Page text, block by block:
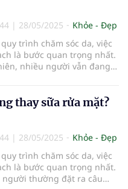
| 28/05/2025
Khỏe - Đẹp
trình chăm sóc da, việc
là bước quan trọng nhất.
nhiều người vẫn đang
sẽ giúp bạn hiểu rõ hơn về
làm sạch da và hướng
thực hiện đúng để có
da khỏe mạnh, rạng rỡ.
thay sữa rửa mặt?
| 28/05/2025
Khỏe - Đẹp
trình chăm sóc da, việc
là bước quan trọng nhất.
người thường đặt ra câu